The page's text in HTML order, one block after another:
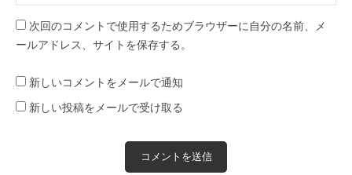
次回のコメントで使用するためブラウザーに自分の名前、メ
ールアドレス、サイトを保存する。
新しいコメントをメールで通知
新しい投稿をメールで受け取る